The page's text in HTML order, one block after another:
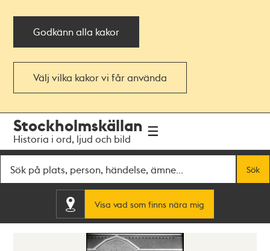
Godkänn alla kakor
Välj vilka kakor vi får använda
navigationen
huvudinnehållet
Stockholmskällan
Historia i ord, ljud och bild
Sök
Visa vad som finns nära mig